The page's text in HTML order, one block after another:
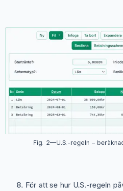
Fig. 2—U.S.-regeln –
För att se hur U.S.-regeln